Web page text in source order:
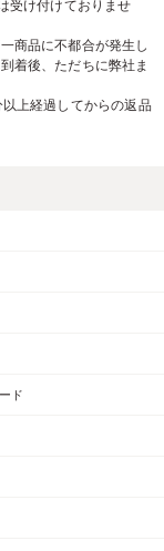
受け付けておりませ
商品に不都合が発生し
着後、ただちに弊社ま
上経過してからの返品
ド